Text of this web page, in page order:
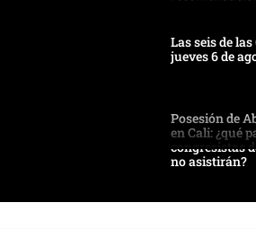
Las seis de
jueves 6 de
Posesión de
en Cali: ¿qué
congresistas
no asistirán?
crece el pulso